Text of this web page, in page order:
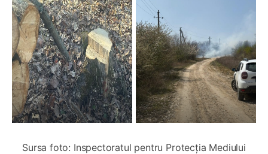
Sursa foto: Inspectoratul pentru Protecția Mediului